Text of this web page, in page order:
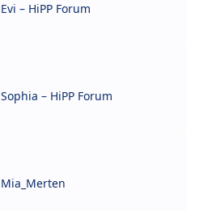
Evi – HiPP Forum
Sophia – HiPP Forum
Mia_Merten